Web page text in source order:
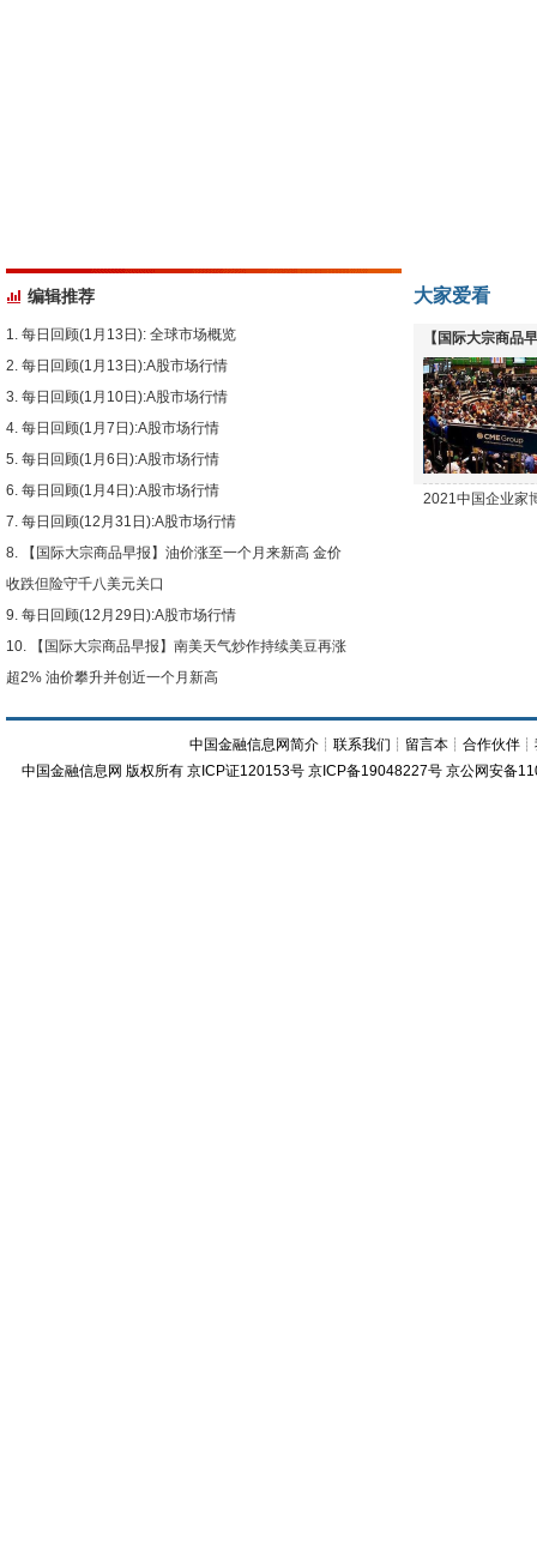
编辑推荐
每日回顾(1月13日): 全球市场概览
每日回顾(1月13日):A股市场行情
每日回顾(1月10日):A股市场行情
每日回顾(1月7日):A股市场行情
每日回顾(1月6日):A股市场行情
每日回顾(1月4日):A股市场行情
每日回顾(12月31日):A股市场行情
【国际大宗商品早报】油价涨至一个月来新高 金价
收跌但险守千八美元关口
每日回顾(12月29日):A股市场行情
【国际大宗商品早报】南美天气炒作持续美豆再涨
超2% 油价攀升并创近一个月新高
大家爱看
【国际大宗商品
下跌
2021中国企业家
中国金融信息网简介 ┊联系我们 ┊ 留言本 ┊合作伙伴 ┊
中国金融信息网 版权所有 京ICP证120153号 京ICP备19048227号 京公网安备